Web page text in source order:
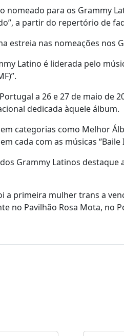
nomeado para os Grammy
a partir do repertório de
estreia nas nomeações
Latino é liderada pelo
a 26 e 27 de maio de
dedicada àquele álbum.
categorias como Melhor
cada com as músicas “Baile
Grammy Latinos
a primeira mulher trans a
no Pavilhão Rosa Mota, no